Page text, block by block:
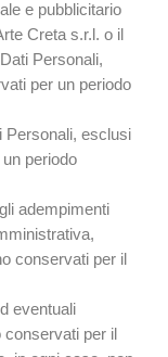
e pubblicitario
Creta s.r.l. o il
Personali,
per un periodo
Personali, esclusi
periodo
adempimenti
conservati per il
eventuali
per il